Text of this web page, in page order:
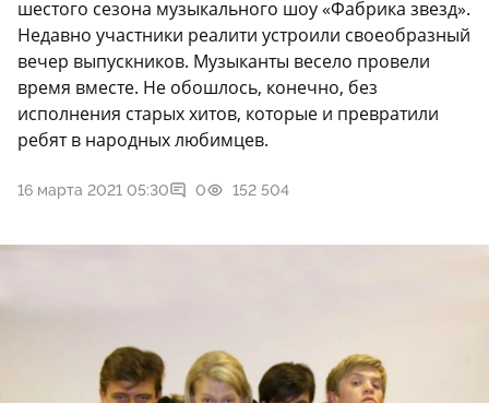
шестого сезона музыкального шоу «Фабрика звезд».
Недавно участники реалити устроили своеобразный
вечер выпускников. Музыканты весело провели
время вместе. Не обошлось, конечно, без
исполнения старых хитов, которые и превратили
ребят в народных любимцев.
16 марта 2021 05:30 0 152 504